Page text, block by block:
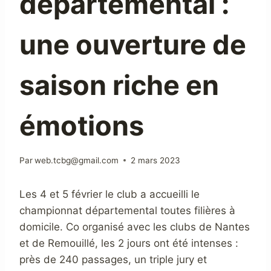
une ouverture de
saison riche en
émotions
Parweb.tcbg@gmail.com 2 mars 2023
Les 4 et 5 février le club a accueilli le
championnat départemental toutes filières à
domicile. Co organisé avec les clubs de Nantes
et de Remouillé, les 2 jours ont été intenses :
près de 240 passages, un triple jury et